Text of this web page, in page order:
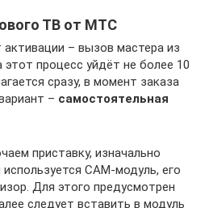
ТВ от МТС
– вызов мастера из
этот процесс уйдёт не более 10
сразу, в момент заказа
– самостоятельная
приставку, изначально
САМ-модуль, его
Для этого предусмотрен
следует вставить в модуль